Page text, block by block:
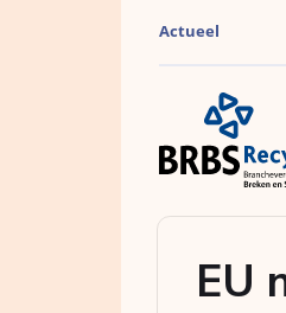
Actueel
EU